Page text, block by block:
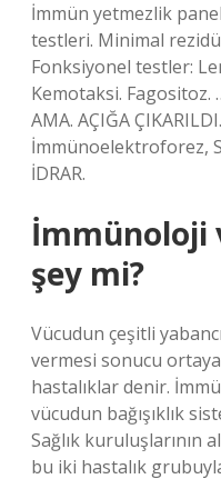
İmmün yetmezlik
testleri. Minimal
Fonksiyonel testler:
Kemotaksi.
AMA. AÇIĞA
İmmünoelektroforez,
İDRAR.
İmmünoloji
şey mi?
Vücudun çeşitli
vermesi sonucu
hastalıklar denir.
vücudun bağışıklık
Sağlık kuruluşlarının
bu iki hastalık